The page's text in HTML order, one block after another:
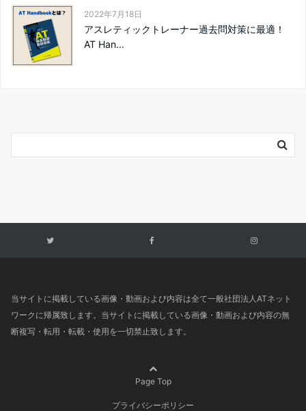
2022年7月18日
アスレティックトレーナー過去問対策に最適！
AT Han...
当サイトに掲載している画像・動画および内容は全て一般社団法人ATネット
ワークに帰属致します。当サイトに掲載している画像・動画および内容の無
断複写・転用・転載・使用を一切禁止致します。
Page Top
プライバシーポリシー